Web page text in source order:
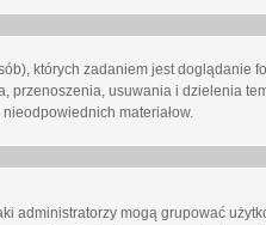
których zadaniem jest
przenoszenia, usuwania i dzielenia
materiałow.
administratorzy mogą grupować